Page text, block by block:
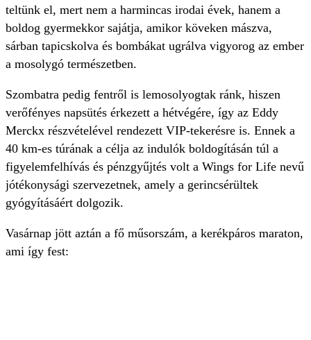
teltünk el, mert nem a harmincas irodai évek, hanem a
boldog gyermekkor sajátja, amikor köveken mászva,
sárban tapicskolva és bombákat ugrálva vigyorog az ember
a mosolygó természetben.
Szombatra pedig fentről is lemosolyogtak ránk, hiszen
verőfényes napsütés érkezett a hétvégére, így az Eddy
Merckx részvételével rendezett VIP-tekerésre is. Ennek a
40 km-es túrának a célja az indulók boldogításán túl a
figyelemfelhívás és pénzgyűjtés volt a Wings for Life nevű
jótékonysági szervezetnek, amely a gerincsérültek
gyógyításáért dolgozik.
Vasárnap jött aztán a fő műsorszám, a kerékpáros maraton,
ami így fest: